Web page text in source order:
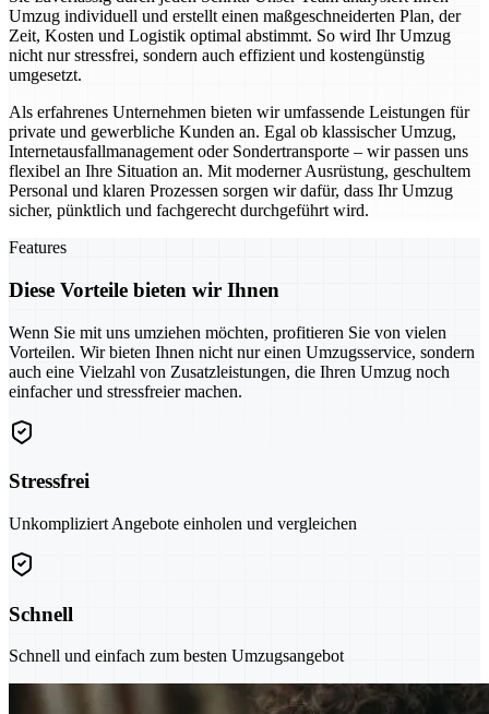
Umzug individuell und erstellt einen maßgeschneiderten Plan, der
Zeit, Kosten und Logistik optimal abstimmt. So wird Ihr Umzug
nicht nur stressfrei, sondern auch effizient und kostengünstig
umgesetzt.
Als erfahrenes Unternehmen bieten wir umfassende Leistungen für
private und gewerbliche Kunden an. Egal ob klassischer Umzug,
Internetausfallmanagement oder Sondertransporte – wir passen uns
flexibel an Ihre Situation an. Mit moderner Ausrüstung, geschultem
Personal und klaren Prozessen sorgen wir dafür, dass Ihr Umzug
sicher, pünktlich und fachgerecht durchgeführt wird.
Features
Diese Vorteile bieten wir Ihnen
Wenn Sie mit uns umziehen möchten, profitieren Sie von vielen
Vorteilen. Wir bieten Ihnen nicht nur einen Umzugsservice, sondern
auch eine Vielzahl von Zusatzleistungen, die Ihren Umzug noch
einfacher und stressfreier machen.
Stressfrei
Unkompliziert Angebote einholen und vergleichen
Schnell
Schnell und einfach zum besten Umzugsangebot